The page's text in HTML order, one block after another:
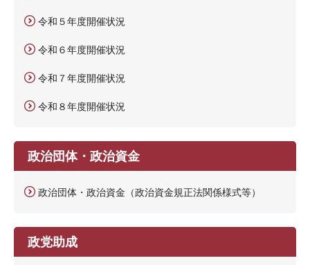
令和５年度開催状況
令和６年度開催状況
令和７年度開催状況
令和８年度開催状況
政治団体・政治資金
政治団体・政治資金（政治資金規正法関係様式等）
政党助成